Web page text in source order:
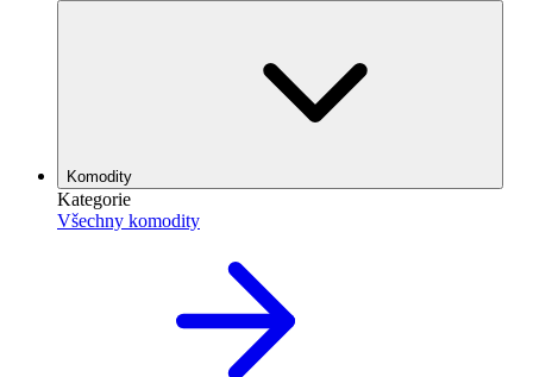
Komodity
Kategorie
Všechny komodity